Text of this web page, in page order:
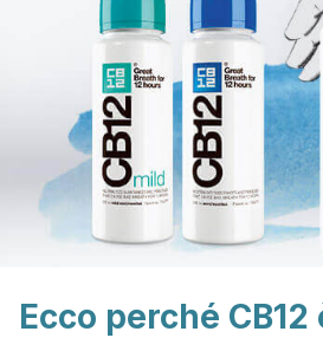
Ecco perché CB12